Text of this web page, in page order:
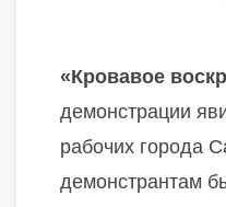
«Кровавое
демонстрации
рабочих города
демонстрантам